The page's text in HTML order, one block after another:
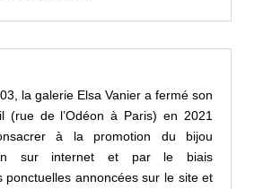
la galerie Elsa Vanier a fermé son
(rue de l’Odéon à Paris) en 2021
à la promotion du bijou
sur internet et par le biais
ponctuelles annoncées sur le site et